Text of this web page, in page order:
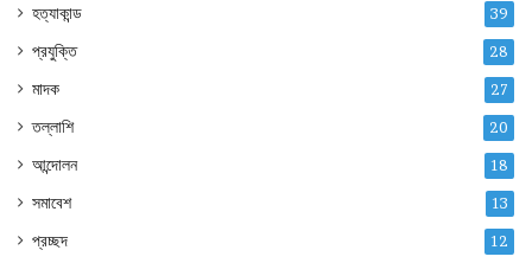
হত্যাকান্ড 39
প্রযুক্তি 28
মাদক 27
তল্লাশি 20
আন্দোলন 18
সমাবেশ 13
প্রচ্ছদ 12